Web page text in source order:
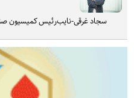
سجاد غرقی-نایب‌رئیس کمیسیون